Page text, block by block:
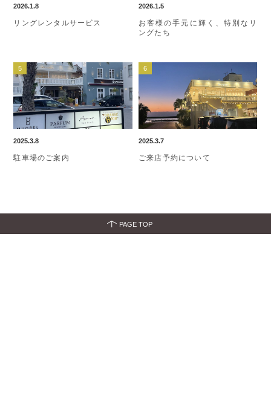
2026.1.8
リングレンタルサービス
2026.1.5
お客様の手元に輝く、特別なリ
ングたち
2025.3.8
駐車場のご案内
2025.3.7
ご来店予約について
PAGE TOP